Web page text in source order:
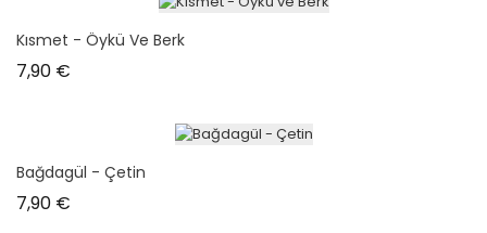
Kısmet - Öykü Ve Berk
7,90 €
Bağdagül - Çetin
7,90 €